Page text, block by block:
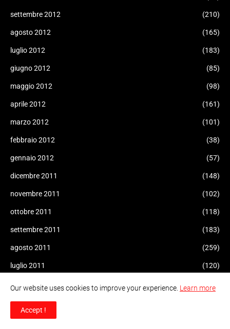
settembre 2012 (210)
agosto 2012 (165)
luglio 2012 (183)
giugno 2012 (85)
maggio 2012 (98)
aprile 2012 (161)
marzo 2012 (101)
febbraio 2012 (38)
gennaio 2012 (57)
dicembre 2011 (148)
novembre 2011 (102)
ottobre 2011 (118)
settembre 2011 (183)
agosto 2011 (259)
luglio 2011 (120)
Our website uses cookies to improve your experience. Learn more
Accept !